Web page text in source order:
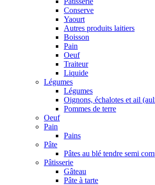
Conserve
Yaourt
Autres produits laitiers
Boisson
Pain
Oeuf
Traiteur
Liquide
Légumes
Légumes
Oignons, échalotes et ail
Pommes de terre
Oeuf
Pain
Pains
Pâte
Pâtes au blé tendre semi
Pâtisserie
Gâteau
Pâte à tarte